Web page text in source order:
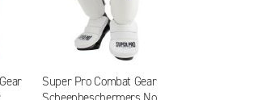
Super Pro Combat Gear